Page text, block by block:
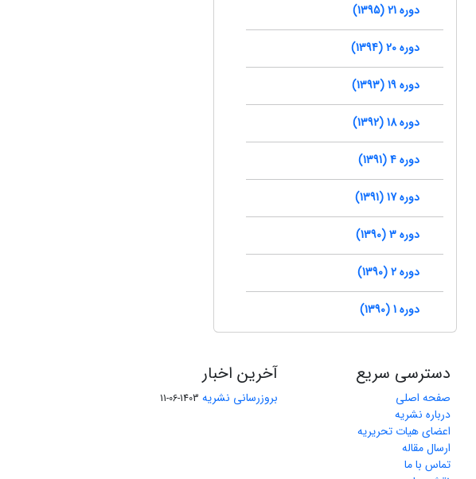
دوره 21 (1395)
دوره 20 (1394)
دوره 19 (1393)
دوره 18 (1392)
دوره 4 (1391)
دوره 17 (1391)
دوره 3 (1390)
دوره 2 (1390)
دوره 1 (1390)
دسترسی سریع
صفحه اصلی
درباره نشریه
اعضای هیات تحریریه
ارسال مقاله
تماس با ما
آخرین اخبار
بروزرسانی نشریه 1403-06-11